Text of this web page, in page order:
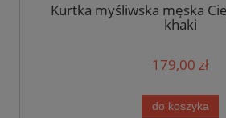
Kurtka myśliwska męska
khaki
179,00 zł
do koszyka